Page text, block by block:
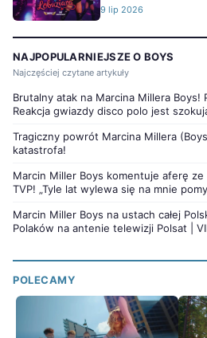
9 lip 2026
NAJPOPULARNIEJSZE O BOYS
Najczęściej czytane artykuły
Brutalny atak na Marcina Millera Boys!
Reakcja gwiazdy disco polo jest
Tragiczny powrót Marcina Millera
katastrofa!
Marcin Miller Boys komentuje aferę ze
TVP! „Tyle lat wylewa się na mnie
Marcin Miller Boys na ustach całej
Polaków na antenie telewizji Polsat |
POLECAMY